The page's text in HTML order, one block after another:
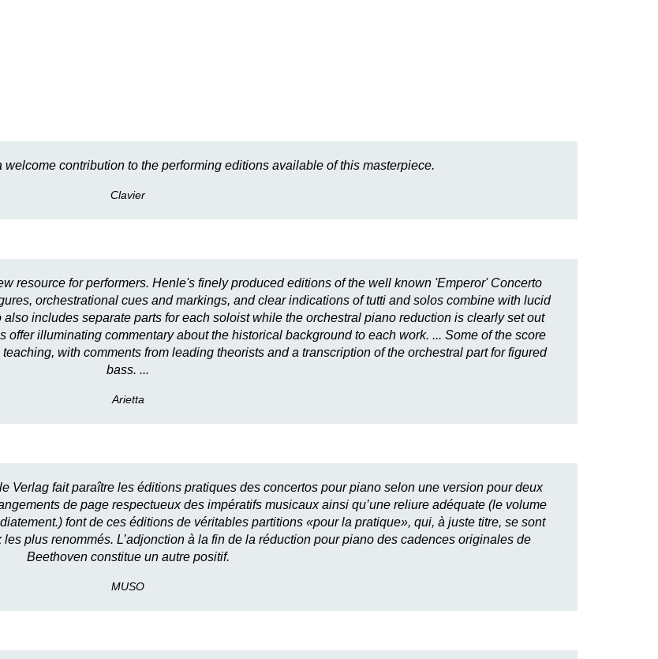
contribution to the performing editions available of this masterpiece.
Clavier
resource for performers. Henle's finely produced editions of the well known 'Emperor' Concerto
orchestrational cues and markings, and clear indications of tutti and solos combine with lucid
includes separate parts for each soloist while the orchestral piano reduction is clearly set out
illuminating commentary about the historical background to each work. ... Some of the score
with comments from leading theorists and a transcription of the orchestral part for figured
bass. ...
Arietta
Verlag fait paraître les éditions pratiques des concertos pour piano selon une version pour deux
de page respectueux des impératifs musicaux ainsi qu’une reliure adéquate (le volume
font de ces éditions de véritables partitions «pour la pratique», qui, à juste titre, se sont
plus renommés. L’adjonction à la fin de la réduction pour piano des cadences originales de
Beethoven constitue un autre positif.
MUSO